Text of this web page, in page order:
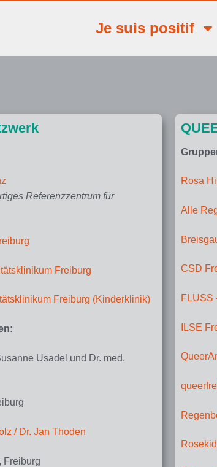
Je suis positif
Referenzzentrum für
Freiburg
Freiburg (Kinderklinik)
:
Usadel und Dr. med.
/ Dr. Jan Thoden
Freiburg
Rosa
Alle
CSD
FLUSS
ILSE